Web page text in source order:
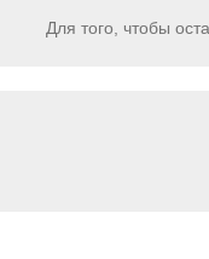
Для того, чтобы